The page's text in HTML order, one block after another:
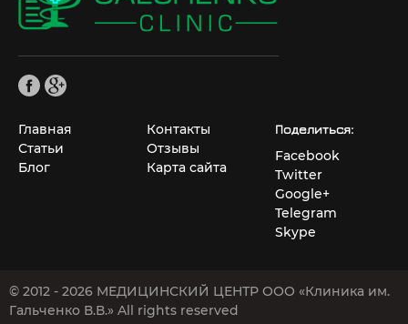
Главная
Статьи
Блог
Контакты
Отзывы
Карта сайта
Поделиться:
Facebook
Twitter
Google+
Telegram
Skype
© 2012 - 2026 МЕДИЦИНСКИЙ ЦЕНТР ООО «Клиника им.
Гальченко В.В.» All rights reserved